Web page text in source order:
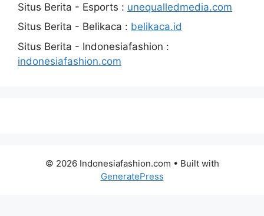
Situs Berita - Esports : unequalledmedia.com
Situs Berita - Belikaca : belikaca.id
Situs Berita - Indonesiafashion :
indonesiafashion.com
© 2026 Indonesiafashion.com • Built with
GeneratePress